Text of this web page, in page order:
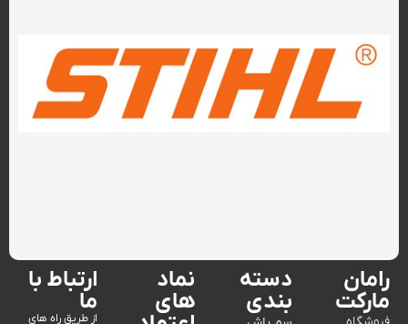
رامان
مارکت
دسته
بندی
نماد
های
ارتباط با
ما
از طریق راه های